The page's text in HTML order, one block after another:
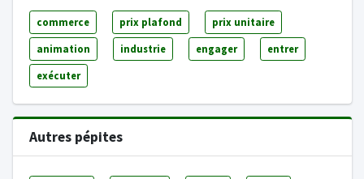
commerce prix plafond prix unitaire
animation industrie engager entrer
exécuter
Autres pépites